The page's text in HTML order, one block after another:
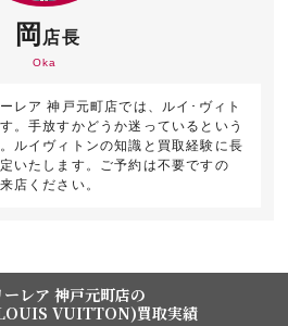
岡 店長
Oka
レア 神戸元町店では、ルイ･ヴィト
。手放すかどうか迷っているという
ルイヴィトンの知識と買取経験に長
いたします。ご予約は不要ですの
店ください。
ーレア 神戸元町店の
VUITTON)買取実績